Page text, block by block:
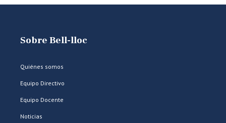
Sobre Bell-lloc
Quiénes somos
Equipo Directivo
Equipo Docente
Noticias